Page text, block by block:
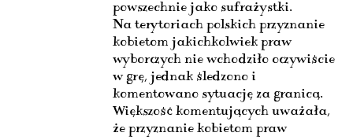
powszechnie jako sufrażystki.
Na terytoriach polskich przyznanie
kobietom jakichkolwiek praw
wyborczych nie wchodziło oczywiście
w grę, jednak śledzono i
komentowano sytuację za granicą.
Większość komentujących uważała,
że przyznanie kobietom praw